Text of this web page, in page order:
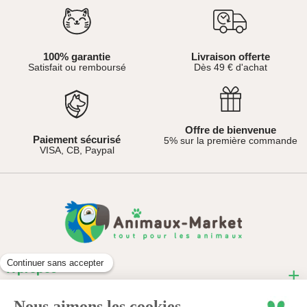
petites capacités, ce genre de
système de filtration
également être installé en complément d'un plus gros
Pour une eau encore plus claire, découvrez également
pompes pour aquarium et systèmes de filtration.
Nos marques de la catégorie
filtres internes pour aquarium
Alimentation,masses de filtrations système CO2
retrouvez tout le nécessaire sur notre
Boutique
Animaux-Market, Tout pour lesAnimaux!
100% garantie
Satisfait ou remboursé
Livraison offerte
Dès 49 € d'achat
Paiement sécurisé
VISA, CB, Paypal
Offre de bienvenue
5% sur la première commande
À propos